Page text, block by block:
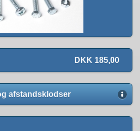
DKK 185,00
afstandsklodser